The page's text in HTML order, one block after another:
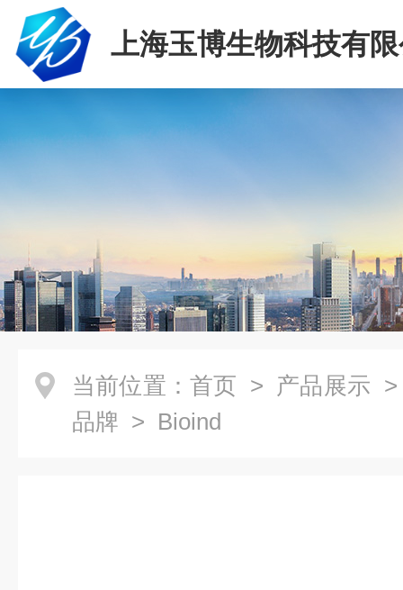
上海玉博生物科技有
当前位置： 首页 > 产品展示
品牌 > Bioind